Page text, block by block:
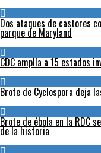
Dos ataques de castores
parque de Maryland
CDC amplía a 15 estados
Brote de Cyclospora deja
Brote de ébola en la RDC
de la historia